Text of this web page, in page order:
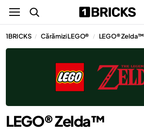
1BRICKS / Cărămizi LEGO® / LEGO® Zelda™
LEGO® Zelda™